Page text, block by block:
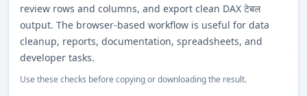
review rows and columns, and export clean DAX टेबल
output. The browser-based workflow is useful for data
cleanup, reports, documentation, spreadsheets, and
developer tasks.
Use these checks before copying or downloading the result.